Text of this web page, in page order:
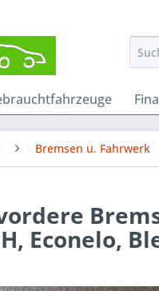
Bremsen u. Fahrwerk
Econelo,